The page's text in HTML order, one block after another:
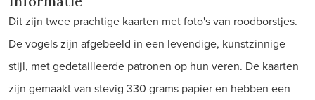
Dit zijn twee prachtige kaarten met foto's van roodborstjes.
De vogels zijn afgebeeld in een levendige, kunstzinnige
stijl, met gedetailleerde patronen op hun veren. De kaarten
zijn gemaakt van stevig 330 grams papier en hebben een